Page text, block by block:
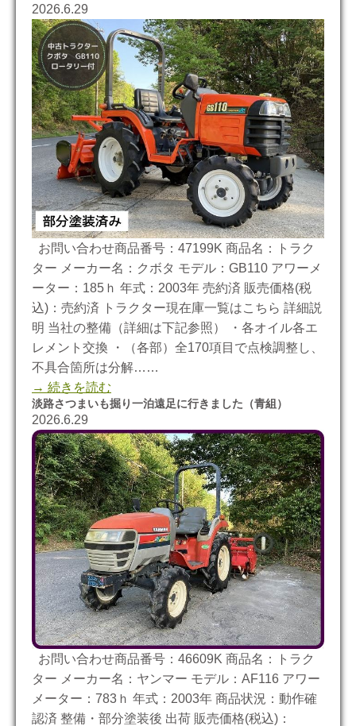
2026.6.29
お問い合わせ商品番号：47199K 商品名：トラク
ター メーカー名：クボタ モデル：GB110 アワーメ
ーター：185ｈ 年式：2003年 売約済 販売価格(税
込)：売約済 トラクター現在庫一覧はこちら 詳細説
明 当社の整備（詳細は下記参照） ・各オイル各エ
レメント交換 ・（各部）全170項目で点検調整し、
不具合箇所は分解……
→ 続きを読む
淡路さつまいも掘り一泊遠足に行きました（青組）
2026.6.29
お問い合わせ商品番号：46609K 商品名：トラク
ター メーカー名：ヤンマー モデル：AF116 アワー
メーター：783ｈ 年式：2003年 商品状況：動作確
認済 整備・部分塗装後 出荷 販売価格(税込)：